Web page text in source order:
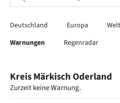
Deutschland Europa Welt
Warnungen
Regenradar
Kreis Märkisch Oderland
Zurzeit keine Warnung.